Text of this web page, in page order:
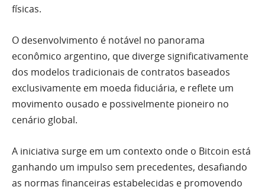
físicas.
O desenvolvimento é notável no panorama
econômico argentino, que diverge significativamente
dos modelos tradicionais de contratos baseados
exclusivamente em moeda fiduciária, e reflete um
movimento ousado e possivelmente pioneiro no
cenário global.
A iniciativa surge em um contexto onde o Bitcoin está
ganhando um impulso sem precedentes, desafiando
as normas financeiras estabelecidas e promovendo